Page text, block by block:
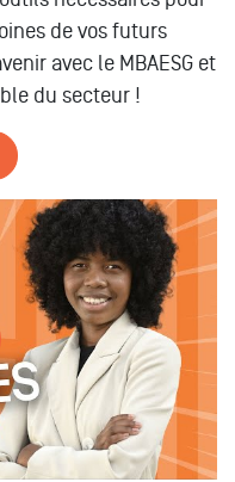
de vos futurs
avec le MBAESG et
du secteur !
GESTION DES